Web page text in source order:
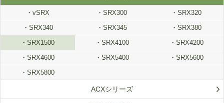
vSRX SRX300
SRX320
SRX340
SRX345
・SRX380
SRX1500
SRX4100
SRX4200
SRX4600
SRX5400
SRX5600
SRX5800
ACXシリーズ